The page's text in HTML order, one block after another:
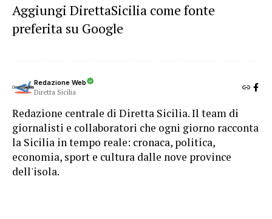
Aggiungi DirettaSicilia come fonte
preferita su Google
Redazione Web
Diretta Sicilia
Redazione centrale di Diretta Sicilia. Il team di
giornalisti e collaboratori che ogni giorno racconta
la Sicilia in tempo reale: cronaca, politica,
economia, sport e cultura dalle nove province
dell'isola.